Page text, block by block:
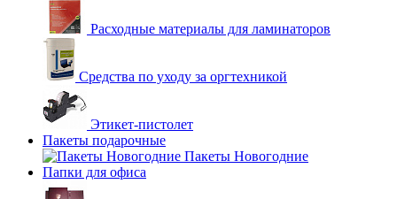
Расходные материалы для ламинаторов
Средства по уходу за оргтехникой
Этикет-пистолет
Пакеты подарочные
Пакеты Новогодние
Папки для офиса